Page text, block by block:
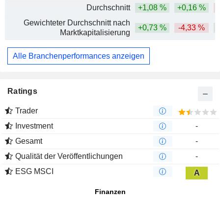
Durchschnitt
+1,08 % +0,16 %
Gewichteter Durchschnitt nach
Marktkapitalisierung
+0,73 % -4,33 %
Alle Branchenperformances anzeigen
Ratings
Trader
Investment
-
Gesamt
-
Qualität der Veröffentlichungen
-
ESG MSCI
A